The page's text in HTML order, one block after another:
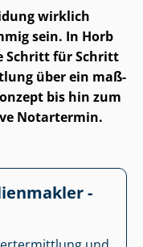
wirklich
sein. In Horb
Schritt für Schritt
über ein maß­
bis hin zum
Notartermin.
-